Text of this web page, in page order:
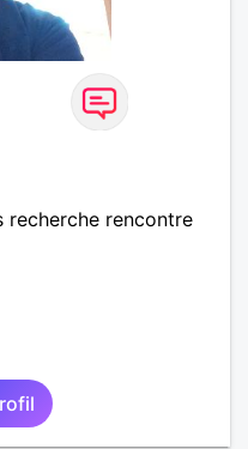
recherche rencontre